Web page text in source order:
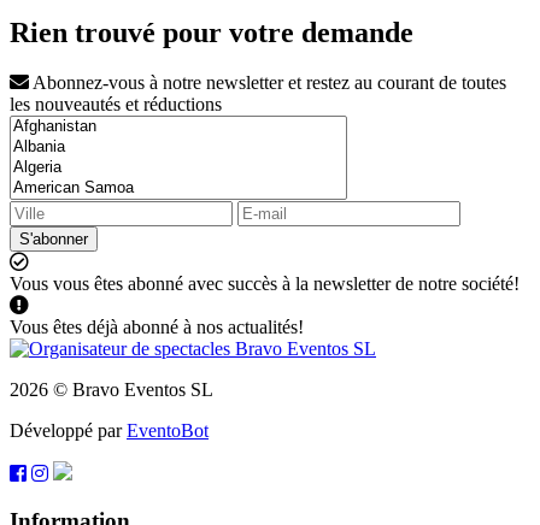
Rien trouvé pour votre demande
Abonnez-vous à notre newsletter et restez au courant de toutes
les nouveautés et réductions
S'abonner
Vous vous êtes abonné avec succès à la newsletter de notre société!
Vous êtes déjà abonné à nos actualités!
2026 © Bravo Eventos SL
Développé parEventoBot